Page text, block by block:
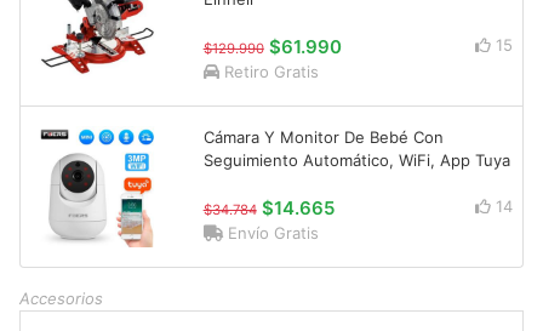
$129.990 $61.990
15
Retiro Gratis
Cámara Y Monitor De Bebé Con
Seguimiento Automático, WiFi, App Tuya
$34.784 $14.665
14
Envío Gratis
Accesorios